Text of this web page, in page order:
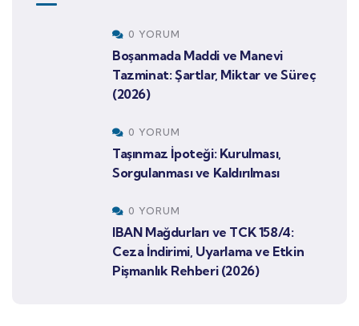
0 YORUM
Boşanmada Maddi ve Manevi
Tazminat: Şartlar, Miktar ve Süreç
(2026)
0 YORUM
Taşınmaz İpoteği: Kurulması,
Sorgulanması ve Kaldırılması
0 YORUM
IBAN Mağdurları ve TCK 158/4:
Ceza İndirimi, Uyarlama ve Etkin
Pişmanlık Rehberi (2026)